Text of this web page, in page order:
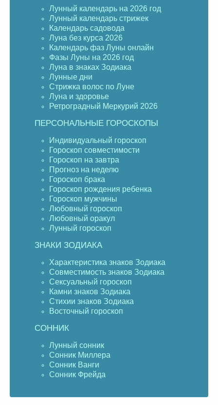
Лунный календарь на 2026 год
Лунный календарь стрижек
Календарь садовода
Луна без курса 2026
Календарь фаз Луны онлайн
Фазы Луны на 2026 год
Луна в знаках Зодиака
Лунные дни
Стрижка волос по Луне
Луна и здоровье
Ретроградный Меркурий 2026
ПЕРСОНАЛЬНЫЕ ГОРОСКОПЫ
Индивидуальный гороскоп
Гороскоп совместимости
Гороскоп на завтра
Прогноз на неделю
Гороскоп брака
Гороскоп рождения ребенка
Гороскоп мужчины
Любовный гороскоп
Любовный оракул
Лунный гороскоп
ЗНАКИ ЗОДИАКА
Характеристика знаков Зодиака
Совместимость знаков Зодиака
Сексуальный гороскоп
Камни знаков Зодиака
Стихии знаков Зодиака
Восточный гороскоп
СОННИК
Лунный сонник
Сонник Миллера
Сонник Ванги
Сонник Фрейда